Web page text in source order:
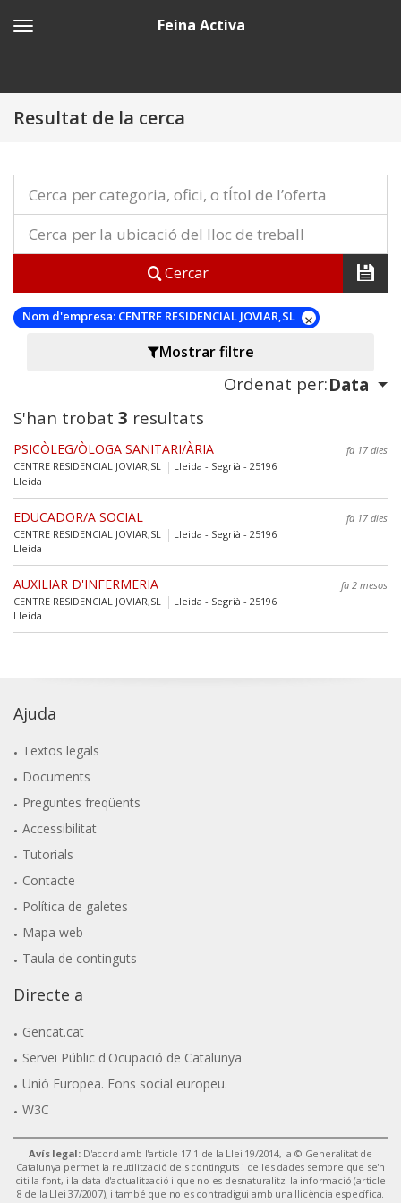
Feina Activa
Resultat de la cerca
Cercar
Nom d'empresa: CENTRE RESIDENCIAL JOVIAR,SL
Mostrar filtre
Ordenat per:Data
S'han trobat 3 resultats
PSICÒLEG/ÒLOGA SANITARI/ÀRIA
fa 17 dies
CENTRE RESIDENCIAL JOVIAR,SL
Lleida - Segrià - 25196
Lleida
EDUCADOR/A SOCIAL
fa 17 dies
CENTRE RESIDENCIAL JOVIAR,SL
Lleida - Segrià - 25196
Lleida
AUXILIAR D'INFERMERIA
fa 2 mesos
CENTRE RESIDENCIAL JOVIAR,SL
Lleida - Segrià - 25196
Lleida
Ajuda
Textos legals
Documents
Preguntes freqüents
Accessibilitat
Tutorials
Contacte
Política de galetes
Mapa web
Taula de continguts
Directe a
Gencat.cat
Servei Públic d'Ocupació de Catalunya
Unió Europea. Fons social europeu.
W3C
Avís legal: D'acord amb l'article 17.1 de la Llei 19/2014, la © Generalitat de
Catalunya permet la reutilització dels continguts i de les dades sempre que se'n
citi la font, i la data d'actualització i que no es desnaturalitzi la informació (article
8 de la Llei 37/2007), i també que no es contradigui amb una llicència específica.